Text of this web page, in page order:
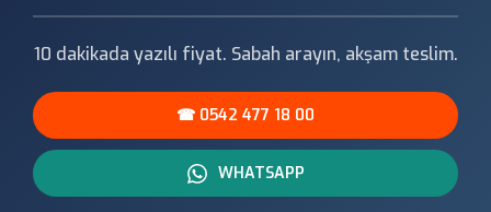
10 dakikada yazılı fiyat. Sabah arayın, akşam teslim.
☎ 0542 477 18 00
WHATSAPP